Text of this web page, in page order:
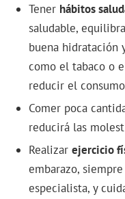
Tener hábitos
saludable,
buena hidratación
como el tabaco o
reducir el
Comer poca
reducirá las
Realizarejercicio
embarazo,
especialista, y